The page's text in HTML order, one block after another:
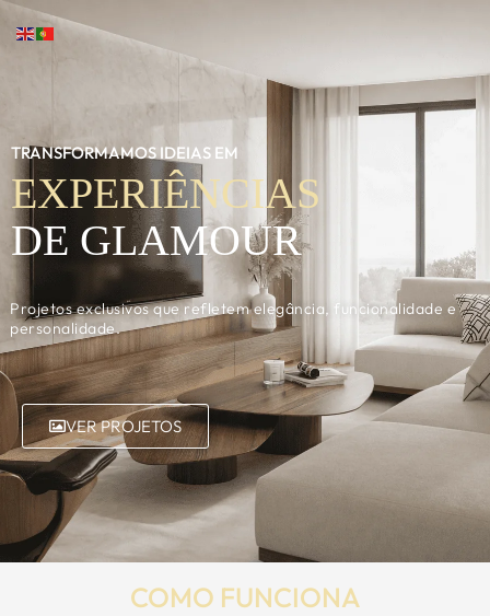
TRANSFORMAMOS IDEIAS EM
EXPERIÊNCIAS
DE GLAMOUR
Projetos exclusivos que refletem elegância, funcionalidade e
personalidade.
VER PROJETOS
COMO FUNCIONA